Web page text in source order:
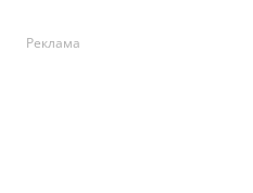
Реклама